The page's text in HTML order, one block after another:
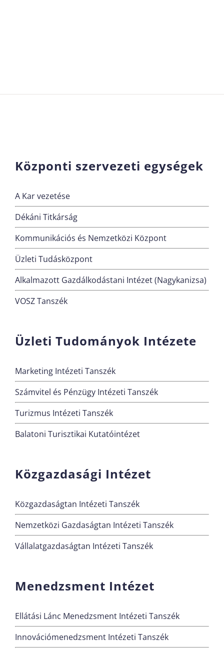
Központi szervezeti egységek
A Kar vezetése
Dékáni Titkárság
Kommunikációs és Nemzetközi Központ
Üzleti Tudásközpont
Alkalmazott Gazdálkodástani Intézet (Nagykanizsa)
VOSZ Tanszék
Üzleti Tudományok Intézete
Marketing Intézeti Tanszék
Számvitel és Pénzügy Intézeti Tanszék
Turizmus Intézeti Tanszék
Balatoni Turisztikai Kutatóintézet
Közgazdasági Intézet
Közgazdaságtan Intézeti Tanszék
Nemzetközi Gazdaságtan Intézeti Tanszék
Vállalatgazdaságtan Intézeti Tanszék
Menedzsment Intézet
Ellátási Lánc Menedzsment Intézeti Tanszék
Innovációmenedzsment Intézeti Tanszék